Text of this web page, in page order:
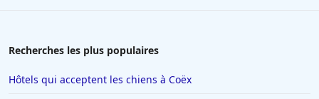
Recherches les plus populaires
Hôtels qui acceptent les chiens à Coëx